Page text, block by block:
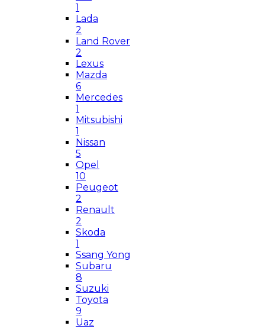
1
Lada
2
Land Rover
2
Lexus
Mazda
6
Mercedes
1
Mitsubishi
1
Nissan
5
Opel
10
Peugeot
2
Renault
2
Skoda
1
Ssang Yong
Subaru
8
Suzuki
Toyota
9
Uaz